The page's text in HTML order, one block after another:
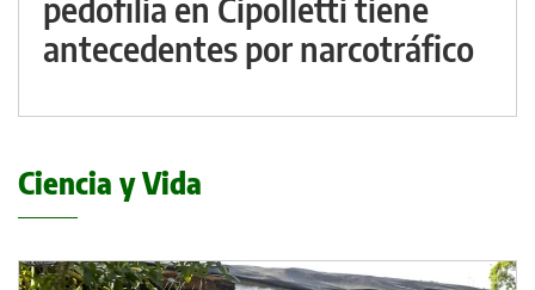
pedofilia en Cipolletti tiene
antecedentes por narcotráfico
Ciencia y Vida